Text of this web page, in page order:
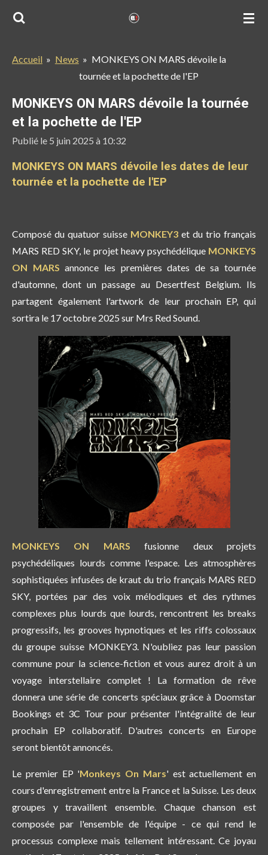
Passer
principal
Accueil » News » MONKEYS ON MARS dévoile la
tournée et la pochette de l'EP
MONKEYS ON MARS dévoile la tournée
et la pochette de l'EP
Publié le 5 juin 2025 à 10:32
MONKEYS ON MARS dévoile les dates de leur
tournée et la pochette de l'EP
Composé du quatuor suisse MONKEY3 et du trio français
MARS RED SKY, le projet heavy psychédélique MONKEYS
ON MARS annonce les premières dates de sa tournée
d'automne, dont un passage au Desertfest Belgium. Ils
partagent également l'artwork de leur prochain EP, qui
sortira le 17 octobre 2025 sur Mrs Red Sound.
MONKEYS ON MARS fusionne deux projets
psychédéliques lourds comme l'espace. Les atmosphères
sophistiquées infusées de kraut du trio français MARS RED
SKY, portées par des voix mélodiques et des rythmes
complexes plus lourds que lourds, rencontrent les breaks
progressifs, les grooves hypnotiques et les riffs colossaux
du groupe suisse MONKEY3. N'oubliez pas leur passion
commune pour la science-fiction et vous aurez droit à un
voyage interstellaire complet ! La formation de rêve
donnera une série de concerts spéciaux grâce à Doomstar
Bookings et 3C Tour pour présenter l'intégralité de leur
prochain EP collaboratif. D'autres concerts en Europe
seront bientôt annoncés.
Le premier EP 'Monkeys On Mars' est actuellement en
cours d'enregistrement entre la France et la Suisse. Les deux
groupes y travaillent ensemble. Chaque chanson est
composée par l'ensemble de l'équipe - ce qui rend le
processus complexe mais tellement intéressant. Ce joyau